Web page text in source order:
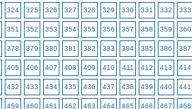
324 325 326 327 328 329 330 331 332 333
351 352 353 354 355 356 357 358 359 360
378 379 380 381 382 383 384 385 386 387
405 406 407 408 409 410 411 412 413 414
432 433 434 435 436 437 438 439 440 441
459 460 461 462 463 464 465 466 467 468